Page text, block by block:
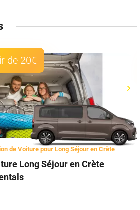
de 20€
de Voiture pour Long Séjour en Crète
Long Séjour en Crète